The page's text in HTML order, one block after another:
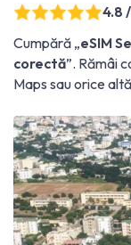
4.8
Cumpără „eSIM
corectă”. Rămâi
Maps sau orice